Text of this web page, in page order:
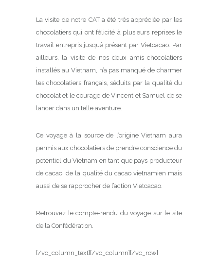
La visite de notre CAT a été très appréciée par les
chocolatiers qui ont félicité à plusieurs reprises le
travail entrepris jusqu’à présent par Vietcacao. Par
ailleurs, la visite de nos deux amis chocolatiers
installés au Vietnam, n’a pas manqué de charmer
les chocolatiers français, séduits par la qualité du
chocolat et le courage de Vincent et Samuel de se
lancer dans un telle aventure.
Ce voyage à la source de l’origine Vietnam aura
permis aux chocolatiers de prendre conscience du
potentiel du Vietnam en tant que pays producteur
de cacao, de la qualité du cacao vietnamien mais
aussi de se rapprocher de l’action Vietcacao.
Retrouvez le compte-rendu du voyage sur le site
de la Confédération.
[/vc_column_text][/vc_column][/vc_row]